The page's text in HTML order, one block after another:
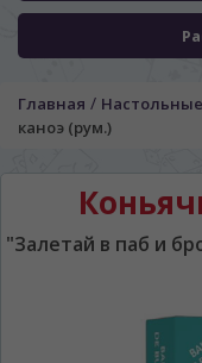
Главная /
каноэ (рум.)
"Залетай в паб и